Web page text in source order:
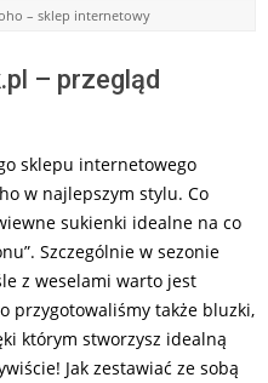
– sklep internetowy
– przegląd
sklepu internetowego
w najlepszym stylu. Co
sukienki idealne na co
Szczególnie w sezonie
z weselami warto jest
przygotowaliśmy także bluzki,
którym stworzysz idealną
Jak zestawiać ze sobą